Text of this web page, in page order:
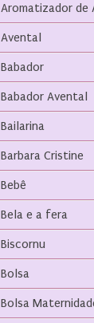
Aromatizador de
Avental
Babador
Babador Avental
Bailarina
Barbara Cristine
Bebê
Bela e a fera
Biscornu
Bolsa
Bolsa